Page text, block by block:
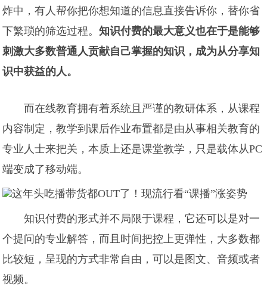
炸中，有人帮你把你想知道的信息直接告诉你，替你省
下繁琐的筛选过程。知识付费的最大意义也在于是能够
刺激大多数普通人贡献自己掌握的知识，成为从分享知
识中获益的人。
而在线教育拥有着系统且严谨的教研体系，从课程
内容制定，教学到课后作业布置都是由从事相关教育的
专业人士来把关，本质上还是课堂教学，只是载体从PC
端变成了移动端。
知识付费的形式并不局限于课程，它还可以是对一
个提问的专业解答，而且时间把控上更弹性，大多数都
比较短，呈现的方式非常自由，可以是图文、音频或者
视频。